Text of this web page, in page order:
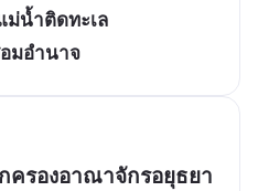
ม่น้ำติดทะเล
มอำนาจ
ครองอาณาจักรอยุธยา